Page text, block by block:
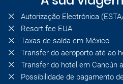
Autorização Electrónica
Resort fee EUA
Taxas de saída em México.
Transfer do aeroporto até ao
Transfer do hotel em Cancún
Possibilidade de pagamento